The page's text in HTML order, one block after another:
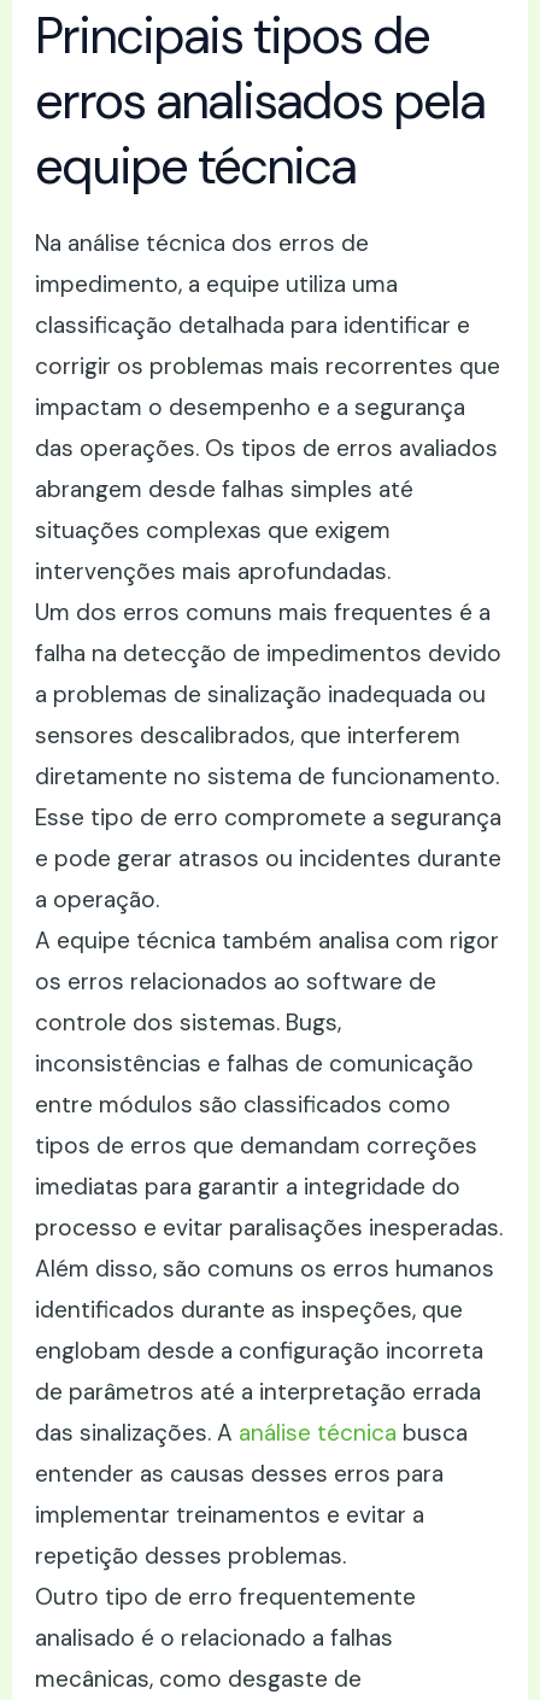
Principais tipos de
erros analisados pela
equipe técnica
Na análise técnica dos erros de
impedimento, a equipe utiliza uma
classificação detalhada para identificar e
corrigir os problemas mais recorrentes que
impactam o desempenho e a segurança
das operações. Os tipos de erros avaliados
abrangem desde falhas simples até
situações complexas que exigem
intervenções mais aprofundadas.
Um dos erros comuns mais frequentes é a
falha na detecção de impedimentos devido
a problemas de sinalização inadequada ou
sensores descalibrados, que interferem
diretamente no sistema de funcionamento.
Esse tipo de erro compromete a segurança
e pode gerar atrasos ou incidentes durante
a operação.
A equipe técnica também analisa com rigor
os erros relacionados ao software de
controle dos sistemas. Bugs,
inconsistências e falhas de comunicação
entre módulos são classificados como
tipos de erros que demandam correções
imediatas para garantir a integridade do
processo e evitar paralisações inesperadas.
Além disso, são comuns os erros humanos
identificados durante as inspeções, que
englobam desde a configuração incorreta
de parâmetros até a interpretação errada
das sinalizações. A análise técnica busca
entender as causas desses erros para
implementar treinamentos e evitar a
repetição desses problemas.
Outro tipo de erro frequentemente
analisado é o relacionado a falhas
mecânicas, como desgaste de